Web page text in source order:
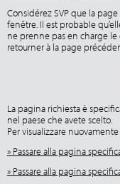
Considérez SVP que la
fenêtre. Il est probable
ne prenne pas en charge
retourner à la page
La pagina richiesta è
nel paese che avete scelto.
Per visualizzare
» Passare alla pagina
» Passare alla pagina